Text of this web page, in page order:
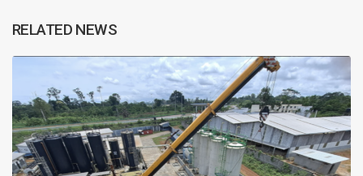
RELATED NEWS